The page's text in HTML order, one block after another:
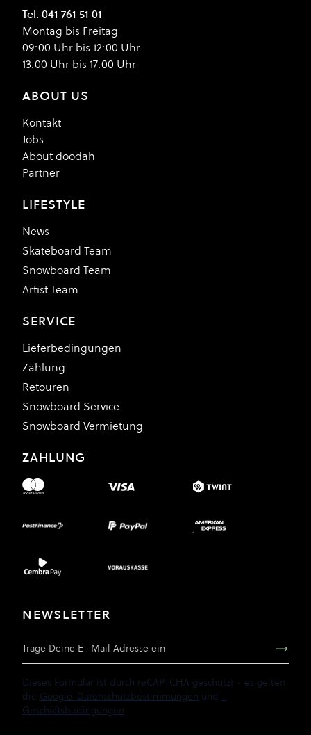
Tel. 041 761 51 01
Montag bis Freitag
09:00 Uhr bis 12:00 Uhr
13:00 Uhr bis 17:00 Uhr
ABOUT US
Kontakt
Jobs
About doodah
Partner
LIFESTYLE
News
Skateboard Team
Snowboard Team
Artist Team
SERVICE
Lieferbedingungen
Zahlung
Retouren
Snowboard Service
Snowboard Vermietung
ZAHLUNG
NEWSLETTER
Dieses Formular ist durch reCAPTCHA geschützt - es gelten
die Google-Datenschutzbestimmungen und -
Geschäftsbedingungen.